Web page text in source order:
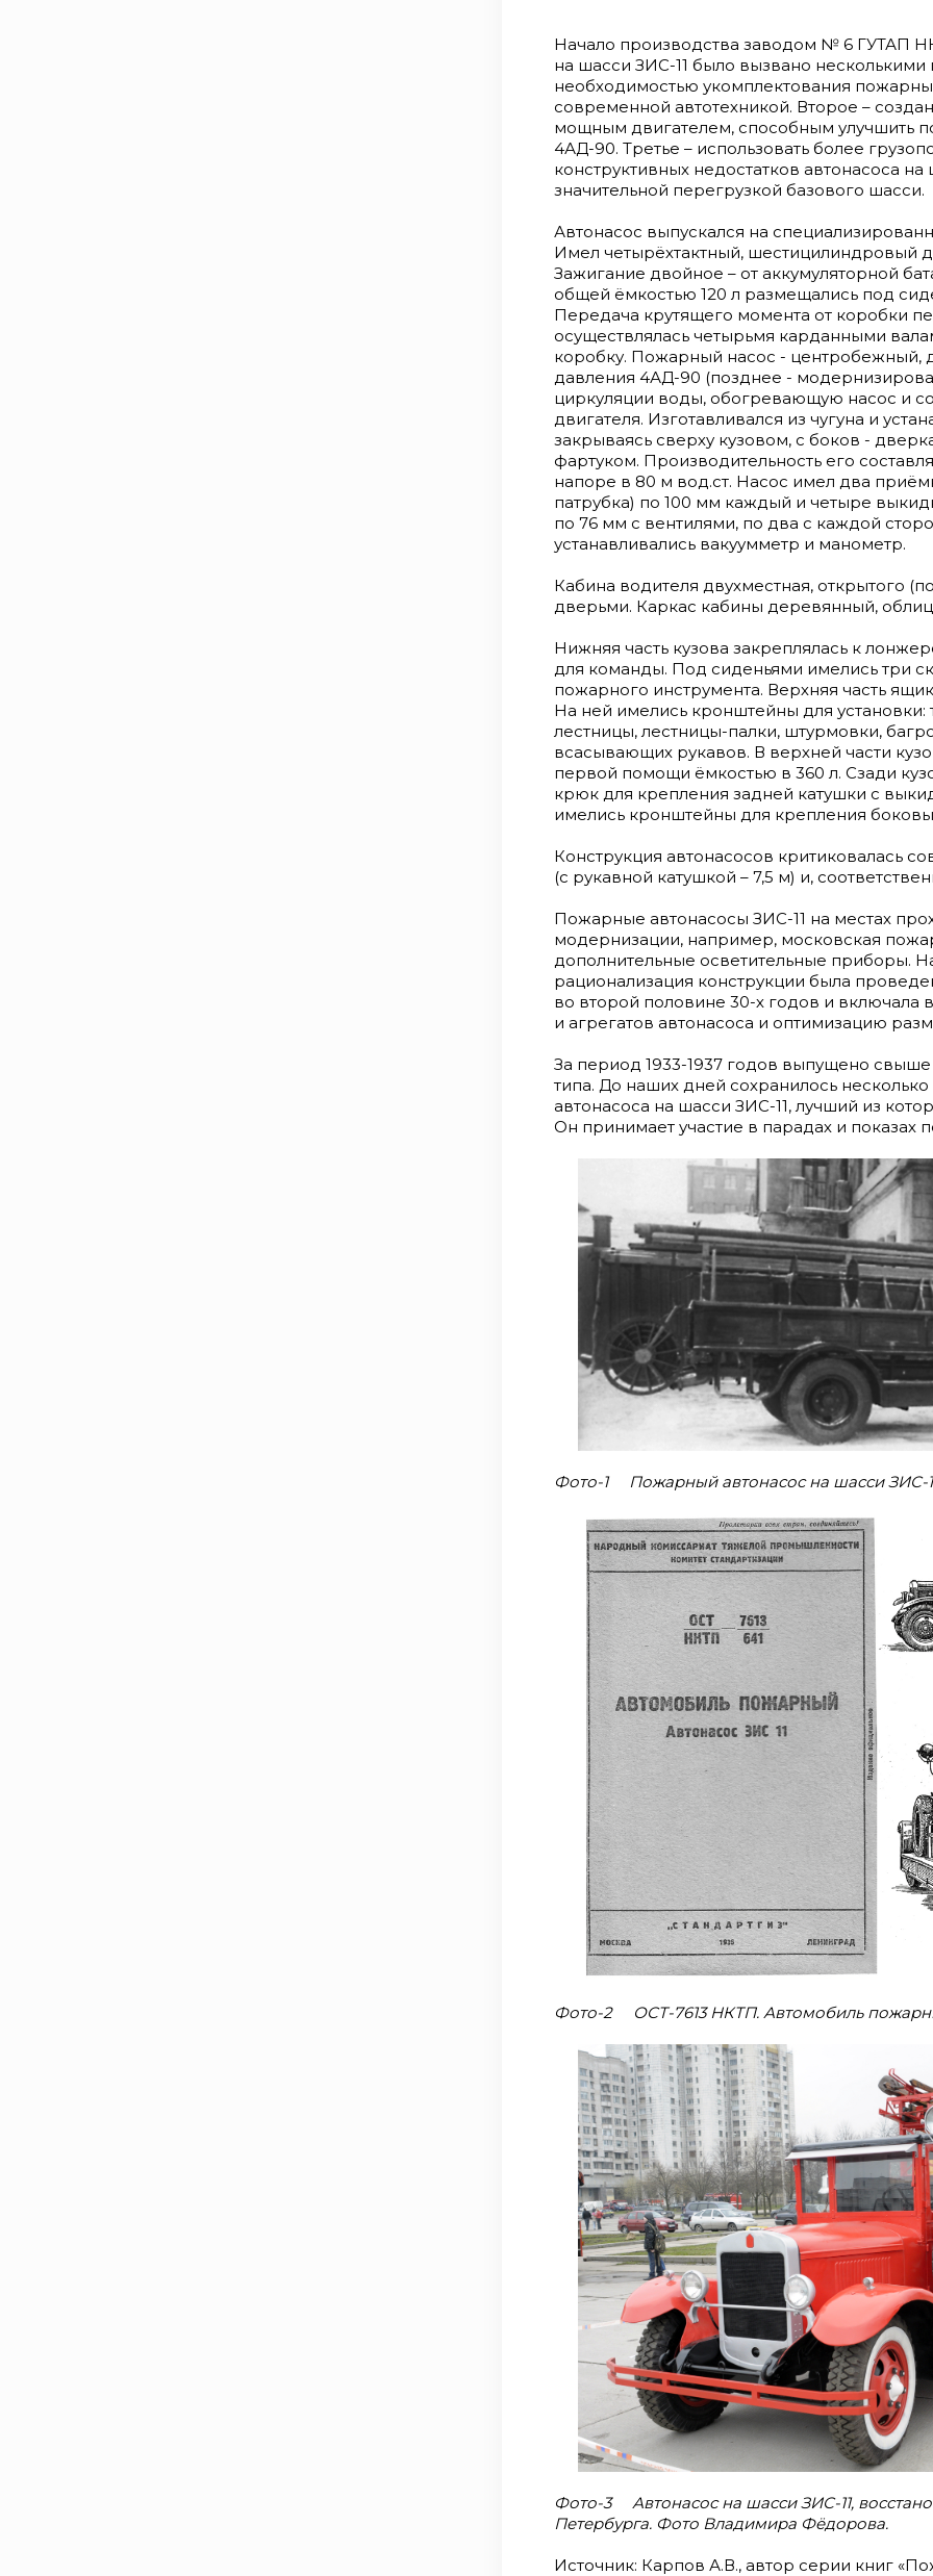
73 л.с. Зажигание двойное – от
бензобака общей ёмкостью 120 л
кузова. Передача крутящего момента от
насосу осуществлялась четырьмя
дополнительную коробку. Пожарный насос
двухступенчатый, высокого давления 4АД-
модернизированный Д-20), имел рубашку
обогревающую насос и соединённую с
закрываясь сверху кузовом, с боков -
фартуком. Производительность его
напоре в 80 м вод.ст. Насос имел два
патрубка) по 100 мм каждый и четыре
(патрубка) по 76 мм с вентилями, по два с
насосе устанавливались вакуумметр и
двухместная, открытого (позднее -
кабины деревянный, облицован листовой
закреплялась к лонжеронам шасси и
сиденьями имелись три сквозных ящика
инструмента. Верхняя часть ящиков
имелись кронштейны для установки:
лестницы-палки, штурмовки, багров и
рукавов. В верхней части кузова
ёмкостью в 360 л. Сзади кузова
крепления задней катушки с выкидными
автонасосов критиковалась
катушкой – 7,5 м) и, соответственно, малую
например, московская пожарная охрана
дополнительные осветительные приборы.
рационализация конструкции была
Ленинграда во второй половине 30-х
отдельных узлов и агрегатов автонасоса
период 1933-1937 годов выпущено свыше
типа. До наших дней сохранилось
автонасоса на шасси ЗИС-11, лучший из
Петербурге. Он принимает участие в
Автомобиль пожарный. Автонасос ЗИС-11. Фото-3 Автонасос на шасси
ЗИС-11, восстановленный пожарной
автомобиль в СССР». Ознакомиться с
можете здесь
Начало производства заводом № 6 ГУТАП
на шасси ЗИС-11 было вызвано
необходимостью укомплектования
современной автотехникой. Второе –
мощным двигателем, способным улучшить
4АД-90. Третье – использовать более
конструктивных недостатков автонасоса
значительной перегрузкой базового шасси.
Автонасос выпускался на
Имел четырёхтактный, шестицилиндровый
Зажигание двойное – от аккумуляторной
общей ёмкостью 120 л размещались под
Передача крутящего момента от коробки
осуществлялась четырьмя карданными
коробку. Пожарный насос - центробежный,
давления 4АД-90 (позднее -
циркуляции воды, обогревающую насос и
двигателя. Изготавливался из чугуна и
закрываясь сверху кузовом, с боков -
фартуком. Производительность его
напоре в 80 м вод.ст. Насос имел два
патрубка) по 100 мм каждый и четыре
по 76 мм с вентилями, по два с каждой
устанавливались вакуумметр и манометр.
Кабина водителя двухместная, открытого
дверьми. Каркас кабины деревянный,
Нижняя часть кузова закреплялась к
для команды. Под сиденьями имелись три
пожарного инструмента. Верхняя часть
На ней имелись кронштейны для
лестницы, лестницы-палки, штурмовки,
всасывающих рукавов. В верхней части
первой помощи ёмкостью в 360 л. Сзади
крюк для крепления задней катушки с
имелись кронштейны для крепления
Конструкция автонасосов критиковалась
(с рукавной катушкой – 7,5 м) и,
Пожарные автонасосы ЗИС-11 на местах
модернизации, например, московская
дополнительные осветительные приборы.
рационализация конструкции была
во второй половине 30-х годов и включала
и агрегатов автонасоса и оптимизацию
За период 1933-1937 годов выпущено
типа. До наших дней сохранилось
автонасоса на шасси ЗИС-11, лучший из
Он принимает участие в парадах и показах
Фото-1 Пожарный автонасос на шасси ЗИС-
Фото-2 ОСТ-7613 НКТП. Автомобиль
Фото-3 Автонасос на шасси ЗИС-11,
Петербурга. Фото Владимира Фёдорова.
Источник: Карпов А.В., автор серии книг